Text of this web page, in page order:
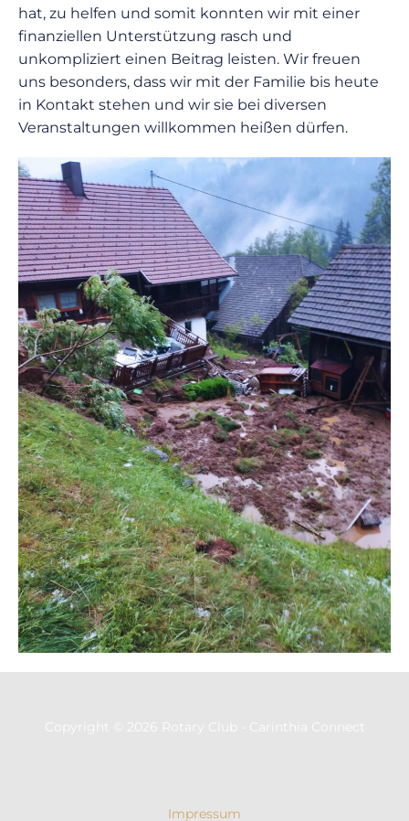
hat, zu helfen und somit konnten wir mit einer
finanziellen Unterstützung rasch und
unkompliziert einen Beitrag leisten. Wir freuen
uns besonders, dass wir mit der Familie bis heute
in Kontakt stehen und wir sie bei diversen
Veranstaltungen willkommen heißen dürfen.
Copyright © 2026 Rotary Club - Carinthia Connect
Impressum